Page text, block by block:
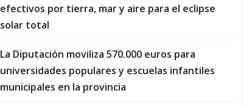
efectivos por tierra, mar y aire para el eclipse
solar total
La Diputación moviliza 570.000 euros para
universidades populares y escuelas infantiles
municipales en la provincia